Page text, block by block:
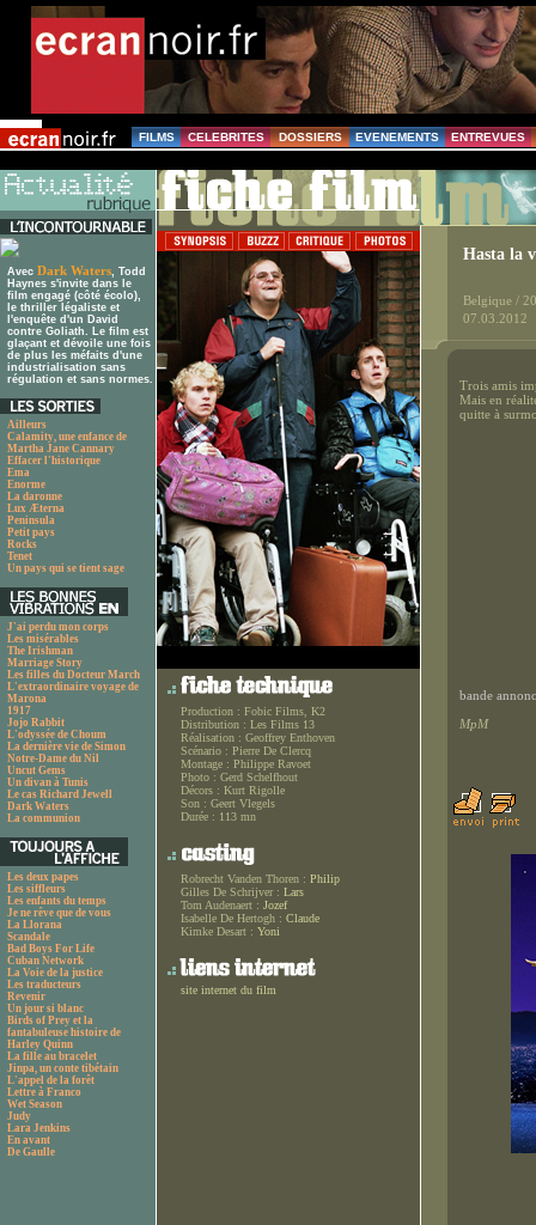
FILMS CELEBRITES DOSSIERS EVENEMENTS ENTREVUES
Avec Dark Waters, Todd
Haynes s'invite dans le
film engagé (côté écolo),
le thriller légaliste et
l'enquête d'un David
contre Goliath. Le film est
glaçant et dévoile une fois
de plus les méfaits d'une
industrialisation sans
régulation et sans normes.
Ailleurs
Calamity, une enfance de
Martha Jane Cannary
Effacer l'historique
Ema
Enorme
La daronne
Lux Æterna
Peninsula
Petit pays
Rocks
Tenet
Un pays qui se tient sage
J'ai perdu mon corps
Les misérables
The Irishman
Marriage Story
Les filles du Docteur March
L'extraordinaire voyage de
Marona
1917
Jojo Rabbit
L'odyssée de Choum
La dernière vie de Simon
Notre-Dame du Nil
Uncut Gems
Un divan à Tunis
Le cas Richard Jewell
Dark Waters
La communion
Les deux papes
Les siffleurs
Les enfants du temps
Je ne rêve que de vous
La Llorana
Scandale
Bad Boys For Life
Cuban Network
La Voie de la justice
Les traducteurs
Revenir
Un jour si blanc
Birds of Prey et la
fantabuleuse histoire de
Harley Quinn
La fille au bracelet
Jinpa, un conte tibétain
L'appel de la forêt
Lettre à Franco
Wet Season
Judy
Lara Jenkins
En avant
De Gaulle
Production : Fobic Films, K2
Distribution : Les Films 13
Réalisation : Geoffrey Enthoven
Scénario : Pierre De Clercq
Montage : Philippe Ravoet
Photo : Gerd Schelfhout
Décors : Kurt Rigolle
Son : Geert Vlegels
Durée : 113 mn
Robrecht Vanden Thoren : Philip
Gilles De Schrijver : Lars
Tom Audenaert : Jozef
Isabelle De Hertogh : Claude
Kimke Desart : Yoni
site internet du film
Hasta la
Belgique /
07.03.2012
Trois amis
Mais en
quitte à
bande
MpM